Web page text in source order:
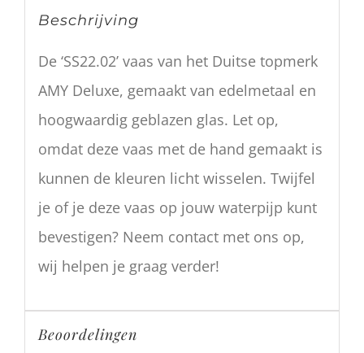
Beschrijving
De ‘SS22.02’ vaas van het Duitse topmerk
AMY Deluxe, gemaakt van edelmetaal en
hoogwaardig geblazen glas. Let op,
omdat deze vaas met de hand gemaakt is
kunnen de kleuren licht wisselen. Twijfel
je of je deze vaas op jouw waterpijp kunt
bevestigen? Neem contact met ons op,
wij helpen je graag verder!
Beoordelingen